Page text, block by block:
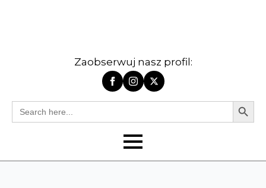
Zaobserwuj nasz profil:
Search
for:
Search